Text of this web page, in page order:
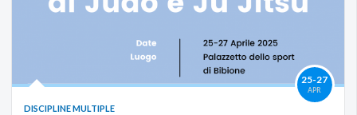
25-27
APR
DISCIPLINE MULTIPLE